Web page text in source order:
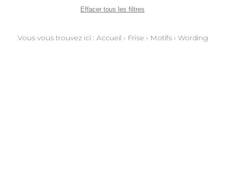
Effacer tous les filtres
Vous vous trouvez ici : Accueil › Frise › Motifs› Wording